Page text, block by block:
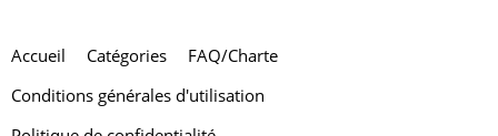
Accueil Catégories
FAQ/Charte
Conditions générales d'utilisation